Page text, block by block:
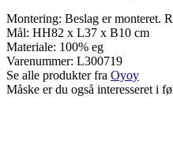
Montering: Beslag er monteret.
Mål: HH82 x L37 x B10 cm
Materiale: 100% eg
Varenummer: L300719
Se alle produkter fra Oyoy
Måske er du også interesseret i